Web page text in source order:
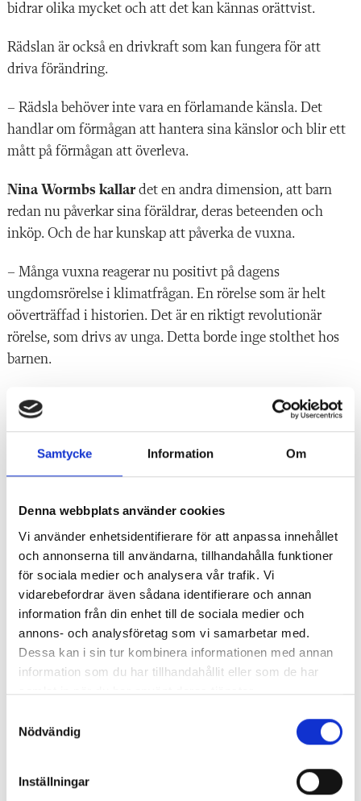
Samtycke Information Om
Denna webbplats använder cookies
Vi använder enhetsidentifierare för att anpassa innehållet
och annonserna till användarna, tillhandahålla funktioner
för sociala medier och analysera vår trafik. Vi
vidarebefordrar även sådana identifierare och annan
information från din enhet till de sociala medier och
annons- och analysföretag som vi samarbetar med.
Dessa kan i sin tur kombinera informationen med annan
information som du har tillhandahållit eller som de har
samlat in när du har använt deras tjänster.
Nödvändig
Inställningar
bidrar olika mycket och att det kan ­kännas orättvist.
Rädslan är också en drivkraft som kan fungera för att
driva förändring.
– Rädsla behöver inte vara en ­förlamande känsla. Det
handlar om f­örmågan att hantera sina känslor och blir ett
mått på förmågan att överleva.
Nina Wormbs kallar det en andra dimension, att barn
redan nu påverkar sina föräldrar, deras beteenden och
inköp. Och de har kunskap att påverka de vuxna.
– Många vuxna reagerar nu positivt på dagens
ungdomsrörelse i klimatfrågan. En rörelse som är helt
oöverträffad i historien. Det är en riktigt revolutionär
rörelse, som drivs av unga. Detta borde inge stolthet hos
barnen.
Hon har själv varit klimatmedveten länge, och forskar ju i
ämnet, ändå har hennes egna barn i vissa frågor haft ­högre
– Samspelet mellan föräldrar och barn är starkt och
Nina Wormbs.
Taggar: Forskning
"